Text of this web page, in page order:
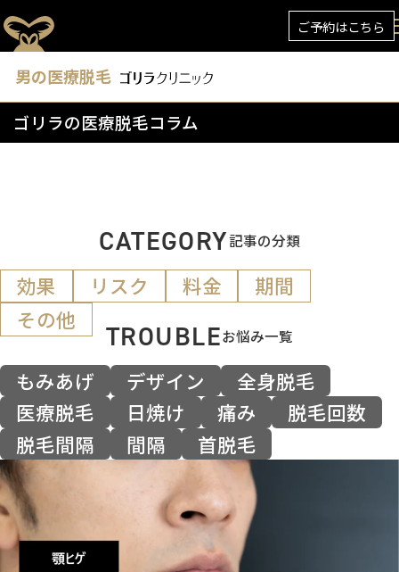
ご予約はこちら
男の医療脱毛
ゴリラの医療脱毛コラム
CATEGORY記事の分類
効果 リスク 料金
期間
その他
TROUBLEお悩み一覧
もみあげ デザイン
全身脱毛
医療脱毛
日焼け 痛み
脱毛回数
脱毛間隔
間隔 首脱毛